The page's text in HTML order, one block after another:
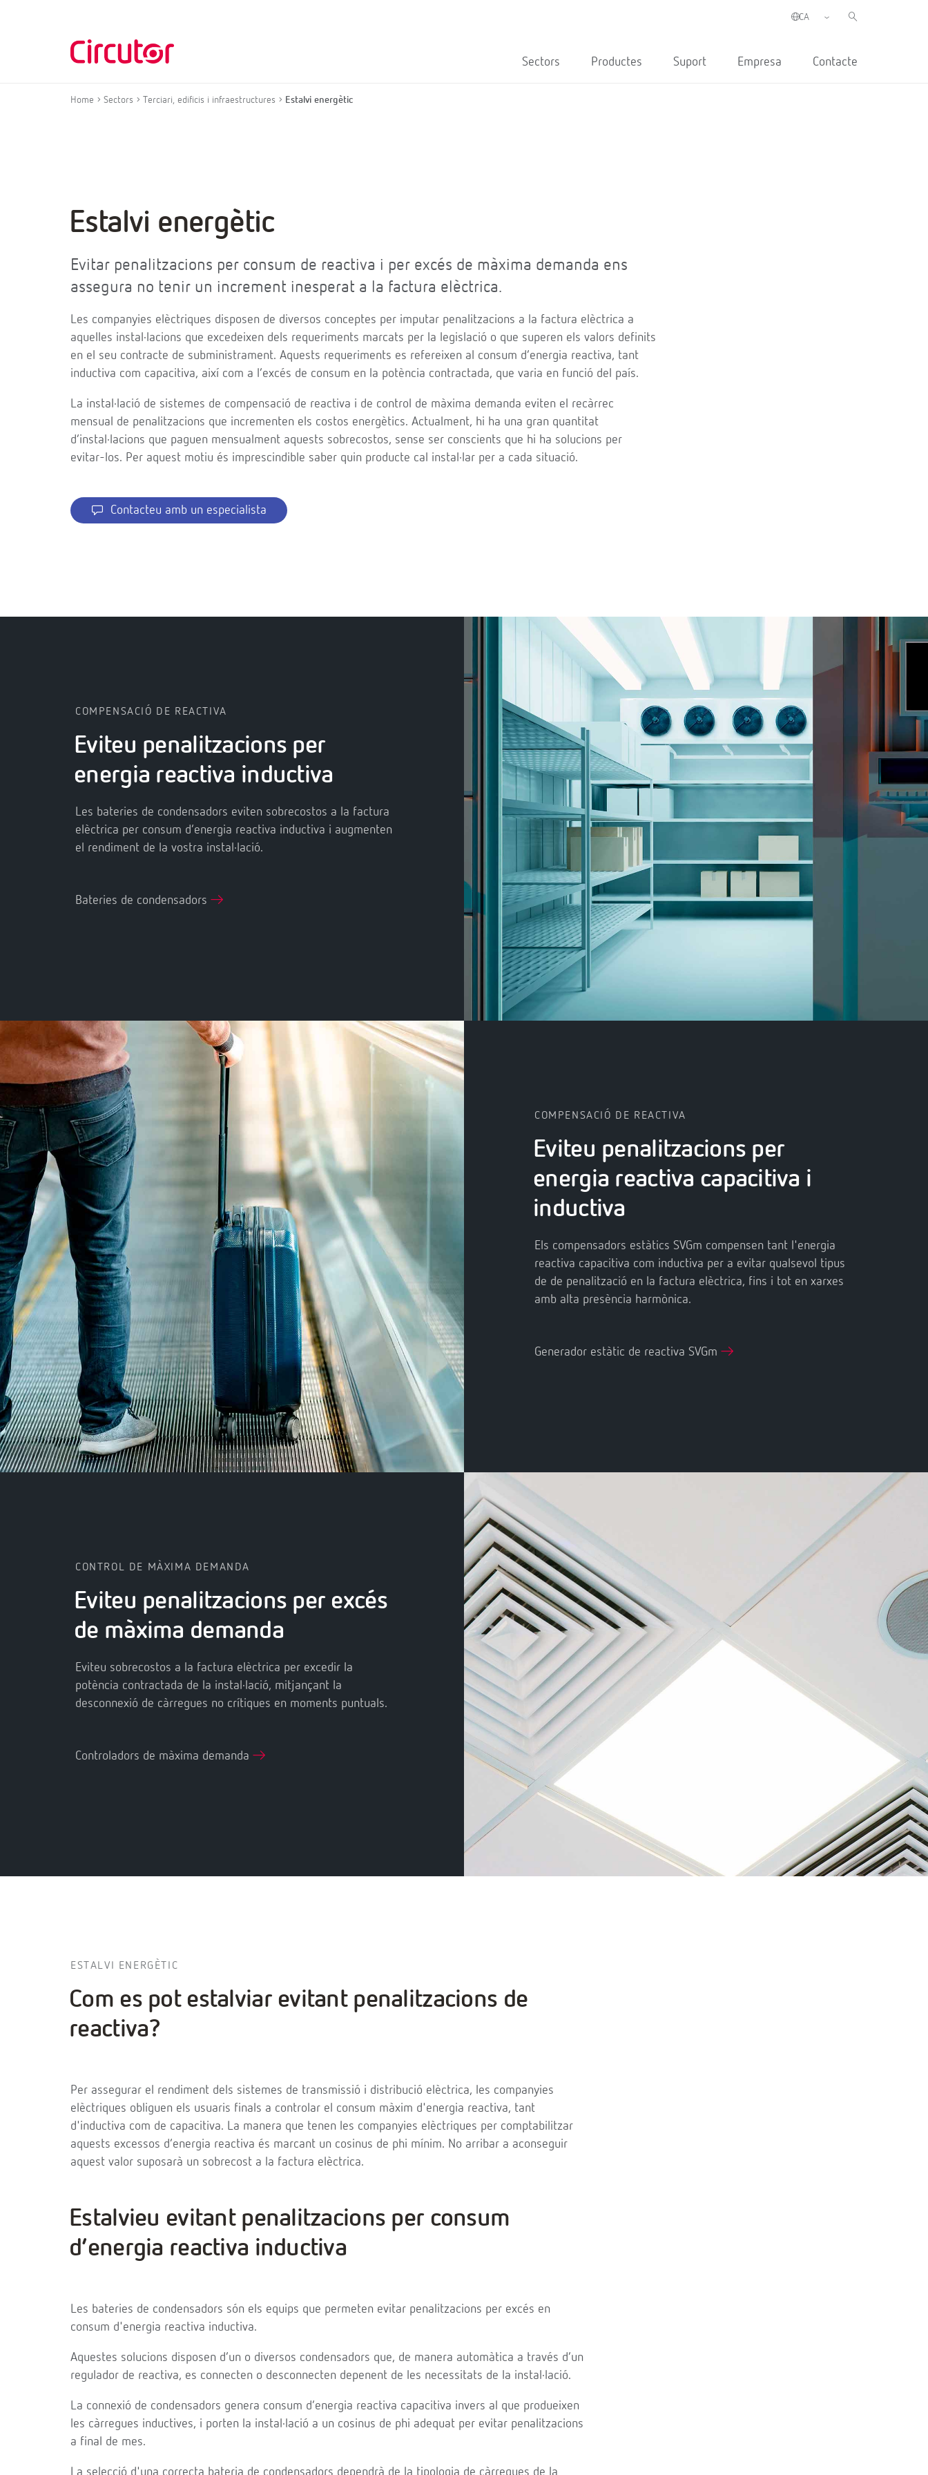
Sectors Productes Suport Empresa Contacte
Home Sectors Terciari, edificis i infraestructures Estalvi energètic
Estalvi energètic
Evitar penalitzacions per consum de reactiva i per excés de màxima demanda ens
assegura no tenir un increment inesperat a la factura elèctrica.
Les companyies elèctriques disposen de diversos conceptes per imputar penalitzacions a la factura elèctrica a
aquelles instal·lacions que excedeixen dels requeriments marcats per la legislació o que superen els valors definits
en el seu contracte de subministrament. Aquests requeriments es refereixen al consum d’energia reactiva, tant
inductiva com capacitiva, així com a l’excés de consum en la potència contractada, que varia en funció del país.
La instal·lació de sistemes de compensació de reactiva i de control de màxima demanda eviten el recàrrec
mensual de penalitzacions que incrementen els costos energètics. Actualment, hi ha una gran quantitat
d’instal·lacions que paguen mensualment aquests sobrecostos, sense ser conscients que hi ha solucions per
evitar-los. Per aquest motiu és imprescindible saber quin producte cal instal·lar per a cada situació.
Contacteu amb un especialista
COMPENSACIÓ DE REACTIVA
Eviteu penalitzacions per
energia reactiva inductiva
Les bateries de condensadors eviten sobrecostos a la factura
elèctrica per consum d’energia reactiva inductiva i augmenten
el rendiment de la vostra instal·lació.
Bateries de condensadors
COMPENSACIÓ DE REACTIVA
Eviteu penalitzacions per
energia reactiva capacitiva i
inductiva
Els compensadors estàtics SVGm compensen tant l'energia
reactiva capacitiva com inductiva per a evitar qualsevol tipus
de de penalització en la factura elèctrica, fins i tot en xarxes
amb alta presència harmònica.
Generador estàtic de reactiva SVGm
CONTROL DE MÀXIMA DEMANDA
Eviteu penalitzacions per excés
de màxima demanda
Eviteu sobrecostos a la factura elèctrica per excedir la
potència contractada de la instal·lació, mitjançant la
desconnexió de càrregues no crítiques en moments puntuals.
Controladors de màxima demanda
ESTALVI ENERGÈTIC
Com es pot estalviar evitant penalitzacions de
reactiva?
Per assegurar el rendiment dels sistemes de transmissió i distribució elèctrica, les companyies
elèctriques obliguen els usuaris finals a controlar el consum màxim d'energia reactiva, tant
d'inductiva com de capacitiva. La manera que tenen les companyies elèctriques per comptabilitzar
aquests excessos d’energia reactiva és marcant un cosinus de phi mínim. No arribar a aconseguir
aquest valor suposarà un sobrecost a la factura elèctrica.
Estalvieu evitant penalitzacions per consum
d’energia reactiva inductiva
Les bateries de condensadors són els equips que permeten evitar penalitzacions per excés en
consum d'energia reactiva inductiva.
Aquestes solucions disposen d’un o diversos condensadors que, de manera automàtica a través d’un
regulador de reactiva, es connecten o desconnecten depenent de les necessitats de la instal·lació.
La connexió de condensadors genera consum d’energia reactiva capacitiva invers al que produeixen
les càrregues inductives, i porten la instal·lació a un cosinus de phi adequat per evitar penalitzacions
a final de mes.
La selecció d'una correcta bateria de condensadors dependrà de la tipologia de càrregues de la